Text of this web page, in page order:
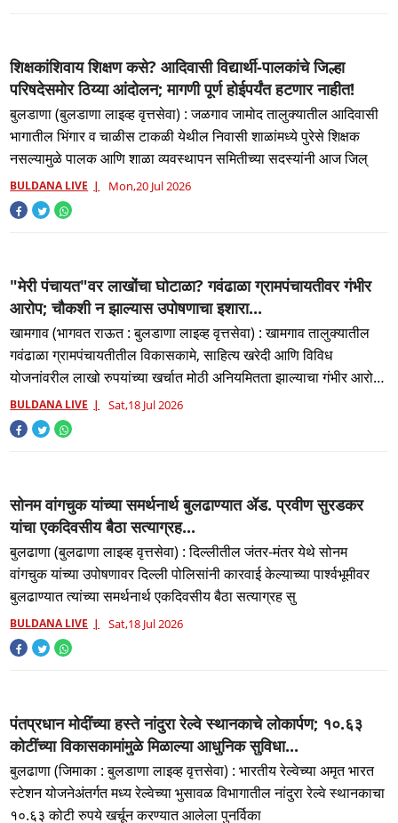
शिक्षकांशिवाय शिक्षण कसे? आदिवासी विद्यार्थी-पालकांचे जिल्हा
परिषदेसमोर ठिय्या आंदोलन; मागणी पूर्ण होईपर्यंत हटणार नाहीत!
बुलडाणा (बुलडाणा लाइव्ह वृत्तसेवा) : जळगाव जामोद तालुक्यातील आदिवासी
भागातील भिंगार व चाळीस टाकळी येथील निवासी शाळांमध्ये पुरेसे शिक्षक
नसल्यामुळे पालक आणि शाळा व्यवस्थापन समितीच्या सदस्यांनी आज जिल्
BULDANA LIVE Mon,20 Jul 2026
"मेरी पंचायत"वर लाखोंचा घोटाळा? गवंढाळा ग्रामपंचायतीवर गंभीर
आरोप; चौकशी न झाल्यास उपोषणाचा इशारा...
खामगाव (भागवत राऊत : बुलडाणा लाइव्ह वृत्तसेवा) : खामगाव तालुक्यातील
गवंढाळा ग्रामपंचायतीतील विकासकामे, साहित्य खरेदी आणि विविध
योजनांवरील लाखो रुपयांच्या खर्चात मोठी अनियमितता झाल्याचा गंभीर आरोप
ग्र
BULDANA LIVE Sat,18 Jul 2026
सोनम वांगचुक यांच्या समर्थनार्थ बुलढाण्यात ॲड. प्रवीण सुरडकर
यांचा एकदिवसीय बैठा सत्याग्रह...
बुलढाणा (बुलढाणा लाइव्ह वृत्तसेवा) : दिल्लीतील जंतर-मंतर येथे सोनम
वांगचुक यांच्या उपोषणावर दिल्ली पोलिसांनी कारवाई केल्याच्या पार्श्वभूमीवर
बुलढाण्यात त्यांच्या समर्थनार्थ एकदिवसीय बैठा सत्याग्रह सु
BULDANA LIVE Sat,18 Jul 2026
पंतप्रधान मोदींच्या हस्ते नांदुरा रेल्वे स्थानकाचे लोकार्पण; १०.६३
कोटींच्या विकासकामांमुळे मिळाल्या आधुनिक सुविधा...
बुलढाणा (जिमाका : बुलडाणा लाइव्ह वृत्तसेवा) : भारतीय रेल्वेच्या अमृत भारत
स्टेशन योजनेअंतर्गत मध्य रेल्वेच्या भुसावळ विभागातील नांदुरा रेल्वे स्थानकाचा
१०.६३ कोटी रुपये खर्चून करण्यात आलेला पुनर्विका